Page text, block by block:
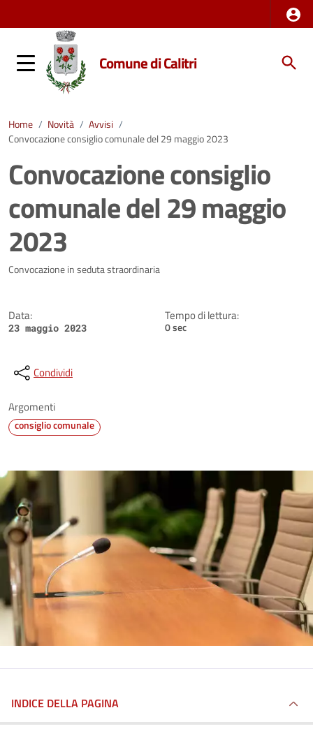
Comune di Calitri
Home / Novità / Avvisi /
Convocazione consiglio comunale del 29 maggio 2023
Convocazione consiglio
comunale del 29 maggio
2023
Dettagli della notizia
Convocazione in seduta straordinaria
Data:
23 maggio 2023
Tempo di lettura:
0 sec
Condividi
Argomenti
consiglio comunale
INDICE DELLA PAGINA